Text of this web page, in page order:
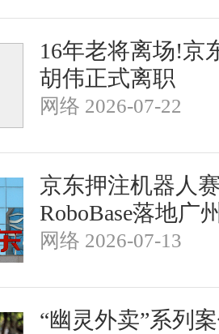
16年老将离场!京
胡伟正式离职
网络 2026-07-22
京东押注机器人
RoboBase落地广
网络 2026-07-13
“幽灵外卖”系列